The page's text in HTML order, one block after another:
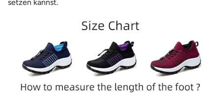
setzen kannst.